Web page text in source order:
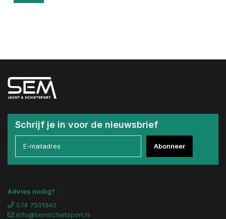
Schrijf je in voor de nieuwsbrief
Abonneer
Advies nodig?
074 7501340
info@semschietsport.nl